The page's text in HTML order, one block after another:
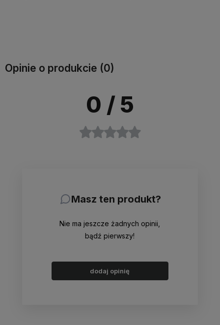
Opinie o produkcie (0)
0 / 5
Masz ten produkt?
Nie ma jeszcze żadnych opinii,
bądź pierwszy!
dodaj opinię